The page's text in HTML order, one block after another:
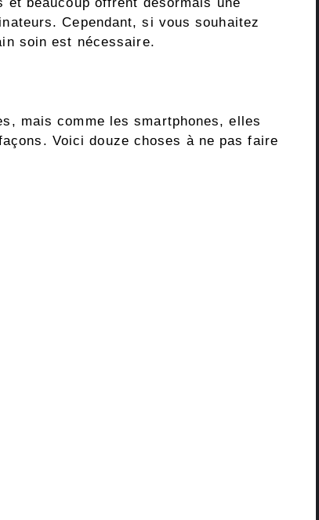
beaucoup offrent désormais une
Cependant, si vous souhaitez
soin est nécessaire.
mais comme les smartphones, elles
Voici douze choses à ne pas faire